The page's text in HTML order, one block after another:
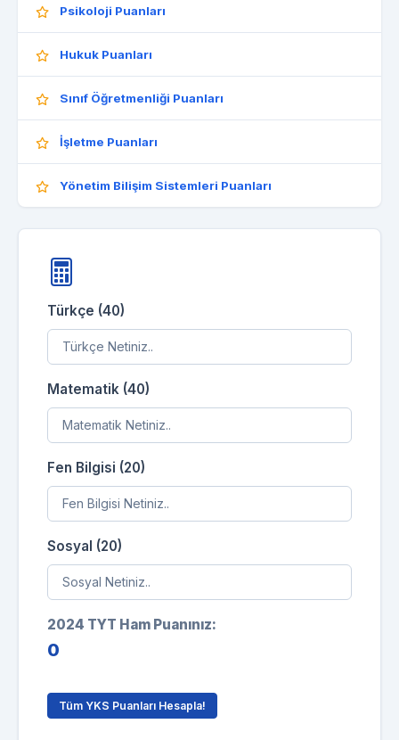
Psikoloji Puanları
Hukuk Puanları
Sınıf Öğretmenliği Puanları
İşletme Puanları
Yönetim Bilişim Sistemleri Puanları
Türkçe (40)
Matematik (40)
Fen Bilgisi (20)
Sosyal (20)
2024 TYT Ham Puanınız:
0
Tüm YKS Puanları Hesapla!